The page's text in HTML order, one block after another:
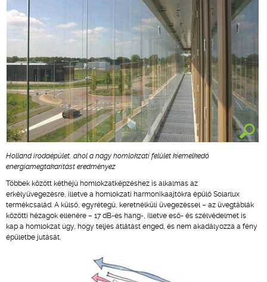
Holland irodaépület, ahol a nagy homlokzati felület kiemelkedő
energiamegtakarítást eredményez
Többek között kéthéjú homlokzatképzéshez is alkalmas az
erkélyüvegezésre, illetve a homlokzati harmonikaajtókra épülő Solarlux
termékcsalád. A külső, egyrétegű, keretnélküli üvegezéssel – az üvegtáblák
közötti hézagok ellenére – 17 dB-es hang-, illetve eső- és szélvédelmet is
kap a homlokzat úgy, hogy teljes átlátást enged, és nem akadályozza a fény
épületbe jutását.